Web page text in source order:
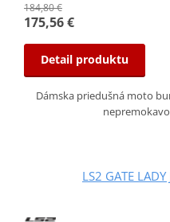
184,80 €
175,56 €
Detail produktu
Dámska priedušná moto
LS2 GATE LADY